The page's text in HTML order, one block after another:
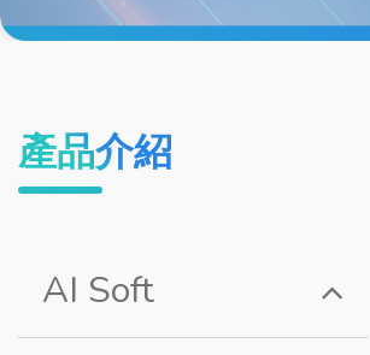
產品介紹
AI Soft